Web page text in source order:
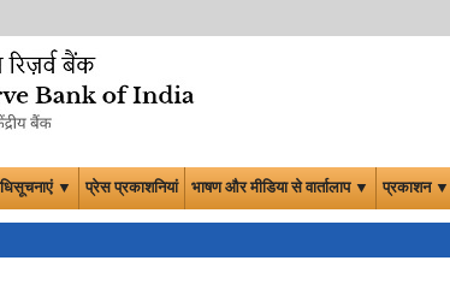
▼ प्रेस प्रकाशनियां भाषण और मीडिया से वार्तालाप ▼ प्रकाशन ▼